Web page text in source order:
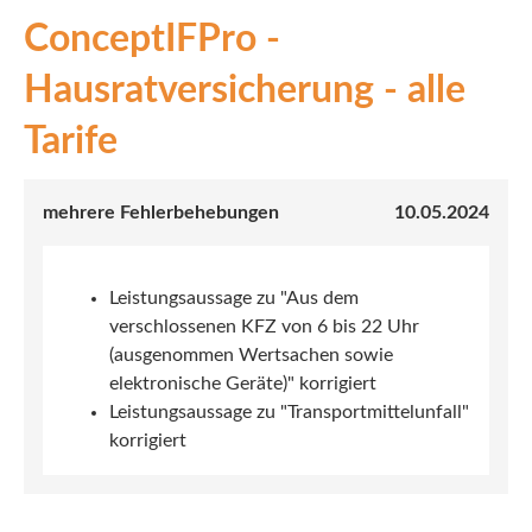
INEX
Sach
Leben
ConceptIFPro -
Hausratversicherung - alle
Tarife
10.05.2024
mehrere Fehlerbehebungen
Leistungsaussage zu "Aus dem
verschlossenen KFZ von 6 bis 22 Uhr
(ausgenommen Wertsachen sowie
elektronische Geräte)" korrigiert
Leistungsaussage zu "Transportmittelunfall"
korrigiert